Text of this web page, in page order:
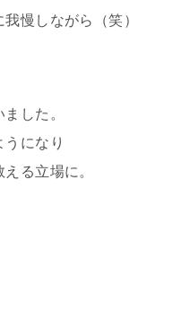
慢しながら（笑）
した。
になり
る立場に。